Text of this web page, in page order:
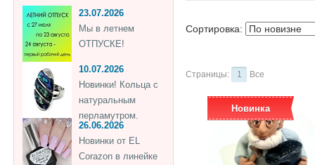
Сортировка:
Страницы: 1 Все
Новинка
23.07.2026
Мы в летнем
ОТПУСКЕ!
10.07.2026
Новинки! Кольца с
натуральным
перламутром.
26.06.2026
Новинки от EL
Corazon в линейке